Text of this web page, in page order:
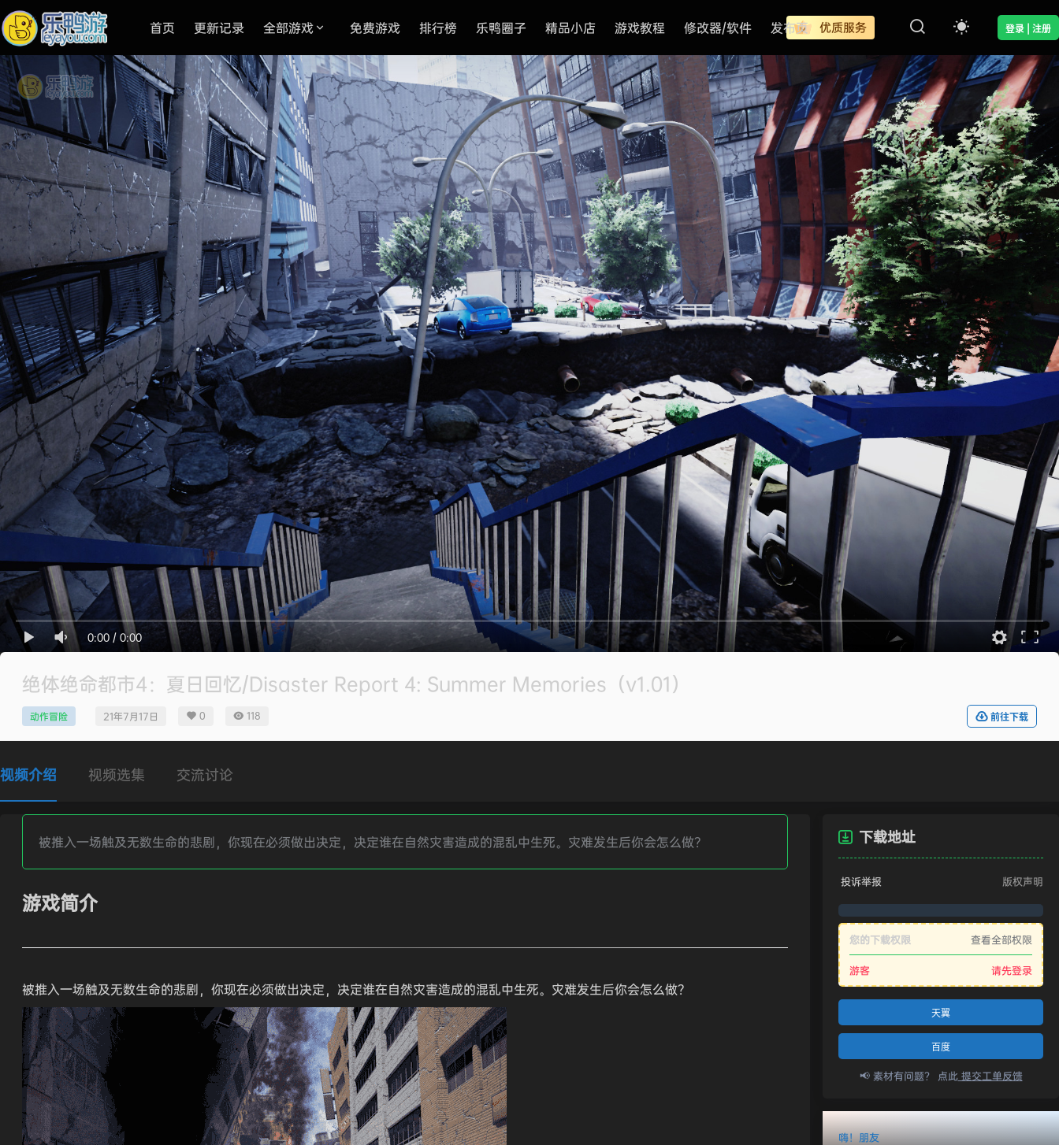
优质服务 登录 | 注册
首页 更新记录 全部游戏 免费游戏 排行榜 乐鸭圈子 精品小店 游戏教程 修改器/软件 发布页
0:00 / 0:00
绝体绝命都市4：夏日回忆/Disaster Report 4: Summer Memories（v1.01）
动作冒险 21年7月17日 0 118 前往下载
视频介绍 视频选集 交流讨论
被推入一场触及无数生命的悲剧，你现在必须做出决定，决定谁在自然灾害造成的混乱中生死。灾难发生后你会怎么做？
游戏简介
被推入一场触及无数生命的悲剧，你现在必须做出决定，决定谁在自然灾害造成的混乱中生死。灾难发生后你会怎么做？
下载地址
投诉举报 版权声明
您的下载权限 查看全部权限
游客 请先登录
天翼
百度
📢 素材有问题？ 点此提交工单反馈
嗨！朋友